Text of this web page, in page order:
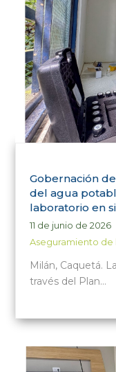
Gobernación
del agua
laboratorio en
11 de junio de 2026
Aseguramiento de
Milán, Caquetá.
través del Plan…